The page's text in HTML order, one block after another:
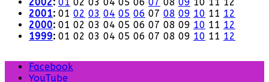
2001: 01 02 03 04 05 06 07 08 09 10 11 12
2000: 01 02 03 04 05 06 07 08 09 10 11 12
1999: 01 02 03 04 05 06 07 08 09 10 11 12
Facebook
YouTube